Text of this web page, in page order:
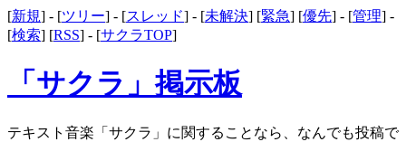
[新規] - [ツリー] - [スレッド] - [未解決] [緊急] [優先] - [管理] -
[検索] [RSS] - [サクラTOP]
「サクラ」掲示板
テキスト音楽「サクラ」に関することなら、なんでも投稿で